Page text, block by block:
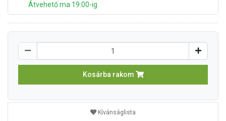
Átvehető ma 19:00-ig
Kosárba rakom
Kívánságlista